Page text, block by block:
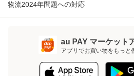
物流2024年問題への対応
au PAY マーケット
アプリでお買い物をもっと